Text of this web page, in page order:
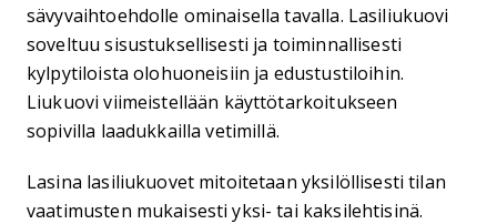
sävyvaihtoehdolle ominaisella tavalla. Lasiliukuovi
soveltuu sisustuksellisesti ja toiminnallisesti
kylpytiloista olohuoneisiin ja edustustiloihin.
Liukuovi viimeistellään käyttötarkoitukseen
sopivilla laadukkailla vetimillä.
Lasina lasiliukuovet mitoitetaan yksilöllisesti tilan
vaatimusten mukaisesti yksi- tai kaksilehtisinä.